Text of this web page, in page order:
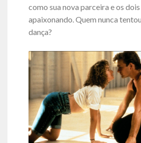
como sua nova parceira e os
apaixonando. Quem nunca
dança?